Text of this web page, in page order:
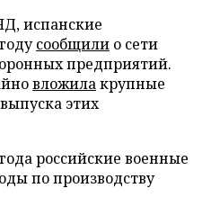
испанские
сообщили о сети
предприятий.
вложилакрупные
этих
российские военные
по производству